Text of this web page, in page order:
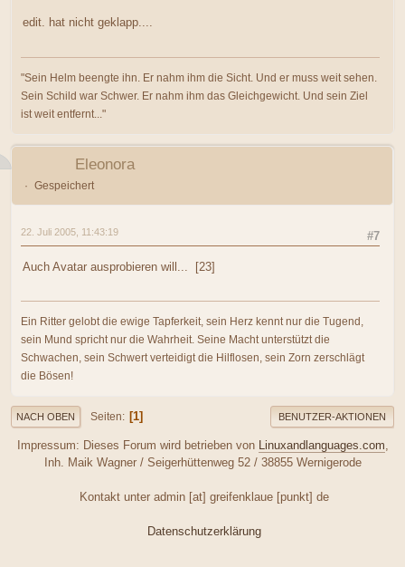
edit. hat nicht geklapp....
"Sein Helm beengte ihn. Er nahm ihm die Sicht. Und er muss weit sehen.
Sein Schild war Schwer. Er nahm ihm das Gleichgewicht. Und sein Ziel
ist weit entfernt..."
Eleonora
Gespeichert
#7
22. Juli 2005, 11:43:19
Auch Avatar ausprobieren will... [23]
Ein Ritter gelobt die ewige Tapferkeit, sein Herz kennt nur die Tugend,
sein Mund spricht nur die Wahrheit. Seine Macht unterstützt die
Schwachen, sein Schwert verteidigt die Hilflosen, sein Zorn zerschlägt
die Bösen!
NACH OBEN Seiten 1 BENUTZER-AKTIONEN
Impressum: Dieses Forum wird betrieben von Linuxandlanguages.com,
Inh. Maik Wagner / Seigerhüttenweg 52 / 38855 Wernigerode
Kontakt unter admin [at] greifenklaue [punkt] de
Datenschutzerklärung